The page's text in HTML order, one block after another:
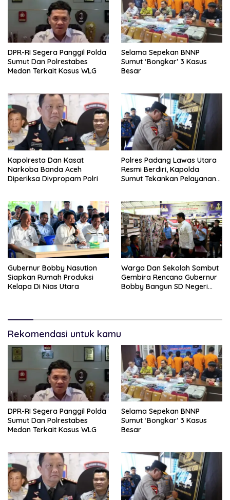
DPR-RI Segera Panggil Polda
Sumut Dan Polrestabes
Medan Terkait Kasus WLG
Selama Sepekan BNNP
Sumut ‘Bongkar’ 3 Kasus
Besar
Kapolresta Dan Kasat
Narkoba Banda Aceh
Diperiksa Divpropam Polri
Polres Padang Lawas Utara
Resmi Berdiri, Kapolda
Sumut Tekankan Pelayanan
Gubernur Bobby Nasution
Siapkan Rumah Produksi
Kelapa Di Nias Utara
Warga Dan Sekolah Sambut
Gembira Rencana Gubernur
Bobby Bangun SD Negeri
Rekomendasi untuk kamu
DPR-RI Segera Panggil Polda
Sumut Dan Polrestabes
Medan Terkait Kasus WLG
Selama Sepekan BNNP
Sumut ‘Bongkar’ 3 Kasus
Besar